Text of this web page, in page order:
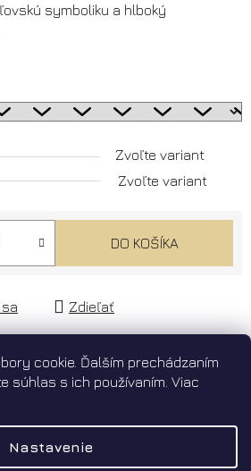
cookie. Ďalším prechádzaním
súhlas s ich používaním. Viac
Nastavenie
symboliku a hlboký
Zvoľte variant
Zvoľte variant
DO KOŠÍKA
Zdieľať